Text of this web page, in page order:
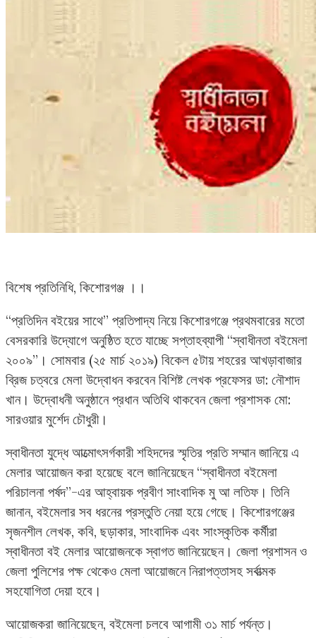
বিশেষ প্রতিনিধি, কিশোরগঞ্জ ।।
“প্রতিদিন বইয়ের সাথে” প্রতিপাদ্য নিয়ে কিশোরগঞ্জে প্রথমবারের মতো
বেসরকারি উদ্যোগে অনুষ্ঠিত হতে যাচ্ছে সপ্তাহব্যাপী “স্বাধীনতা বইমেলা
২০০৯”। সোমবার (২৫ মার্চ ২০১৯) বিকেল ৫টায় শহরের আখড়াবাজার
ব্রিজ চত্বরে মেলা উদ্বোধন করবেন বিশিষ্ট লেখক প্রফেসর ডা: নৌশাদ
খান। উদ্বোধনী অনুষ্ঠানে প্রধান অতিথি থাকবেন জেলা প্রশাসক মো:
সারওয়ার মুর্শেদ চৌধুরী।
স্বাধীনতা যুদ্ধে আত্মোৎসর্গকারী শহিদদের স্মৃতির প্রতি সম্মান জানিয়ে এ
মেলার আয়োজন করা হয়েছে বলে জানিয়েছেন “স্বাধীনতা বইমেলা
পরিচালনা পর্ষদ”-এর আহ্বায়ক প্রবীণ সাংবাদিক মু আ লতিফ। তিনি
জানান, বইমেলার সব ধরনের প্রস্তুতি নেয়া হয়ে গেছে। কিশোরগঞ্জের
সৃজনশীল লেখক, কবি, ছড়াকার, সাংবাদিক এবং সাংস্কৃতিক কর্মীরা
স্বাধীনতা বই মেলার আয়োজনকে স্বাগত জানিয়েছেন। জেলা প্রশাসন ও
জেলা পুলিশের পক্ষ থেকেও মেলা আয়োজনে নিরাপত্তাসহ সর্বাত্মক
সহযোগিতা দেয়া হবে।
আয়োজকরা জানিয়েছেন, বইমেলা চলবে আগামী ৩১ মার্চ পর্যন্ত।